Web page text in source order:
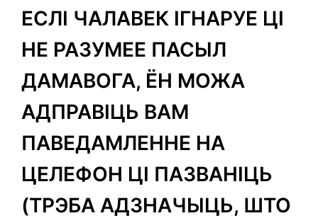
ЕСЛІ ЧАЛАВЕК ІГНАРУЕ ЦІ
НЕ РАЗУМЕЕ ПАСЫЛ
ДАМАВОГА, ЁН МОЖА
АДПРАВІЦЬ ВАМ
ПАВЕДАМЛЕННЕ НА
ЦЕЛЕФОН ЦІ ПАЗВАНІЦЬ
(ТРЭБА АДЗНАЧЫЦЬ, ШТО